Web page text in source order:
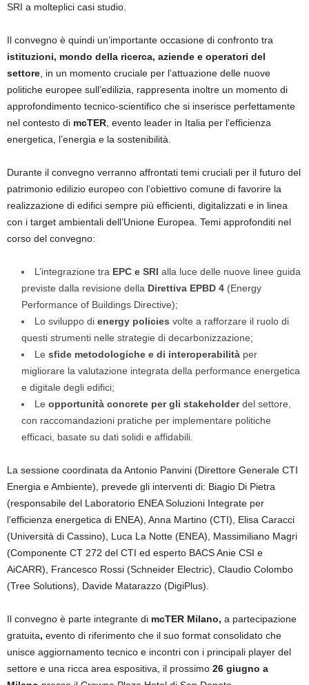
SRI a molteplici casi studio.
Il convegno è quindi un’importante occasione di confronto tra
istituzioni, mondo della ricerca, aziende e operatori del
settore , in un momento cruciale per l’attuazione delle nuove
politiche europee sull’edilizia, rappresenta inoltre un momento di
approfondimento tecnico-scientifico che si inserisce perfettamente
nel contesto di mcTER , evento leader in Italia per l’efficienza
energetica, l’energia e la sostenibilità.
Durante il convegno verranno affrontati temi cruciali per il futuro del
patrimonio edilizio europeo con l’obiettivo comune di favorire la
realizzazione di edifici sempre più efficienti, digitalizzati e in linea
con i target ambientali dell’Unione Europea. Temi approfonditi nel
corso del convegno:
L’integrazione tra EPC e SRI alla luce delle nuove linee guida
previste dalla revisione della Direttiva EPBD 4 (Energy
Performance of Buildings Directive);
Lo sviluppo di energy policies volte a rafforzare il ruolo di
questi strumenti nelle strategie di decarbonizzazione;
Le sfide metodologiche e di interoperabilità per
migliorare la valutazione integrata della performance energetica
e digitale degli edifici;
Le opportunità concrete per gli stakeholderdel settore,
con raccomandazioni pratiche per implementare politiche
efficaci, basate su dati solidi e affidabili.
La sessione coordinata da Antonio Panvini (Direttore Generale CTI
Energia e Ambiente), prevede gli interventi di: Biagio Di Pietra
(responsabile del Laboratorio ENEA Soluzioni Integrate per
l’efficienza energetica di ENEA), Anna Martino (CTI), Elisa Caracci
(Università di Cassino), Luca La Notte (ENEA), Massimiliano Magri
(Componente CT 272 del CTI ed esperto BACS Anie CSI e
AiCARR), Francesco Rossi (Schneider Electric), Claudio Colombo
(Tree Solutions), Davide Matarazzo (DigiPlus).
Il convegno è parte integrante di mcTER Milano, a partecipazione
gratuita, evento di riferimento che il suo format consolidato che
unisce aggiornamento tecnico e incontri con i principali player del
settore e una ricca area espositiva, il prossimo 26 giugno a